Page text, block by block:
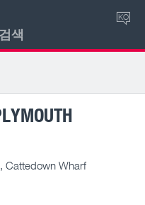
색
KO
Cattedown Wharf